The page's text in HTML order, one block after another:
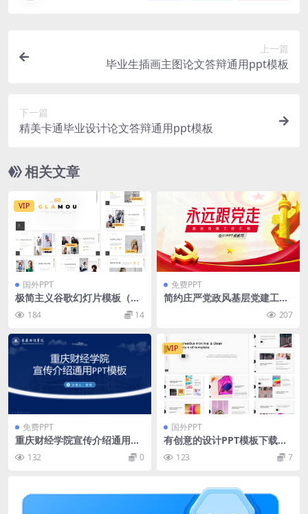
上一篇
毕业生插画主图论文答辩通用ppt模板
下一篇
精美卡通毕业设计论文答辩通用ppt模板
相关文章
VIP
国外PPT
极简主义谷歌幻灯片模板（PP
TX）184 14
免费PPT
简约庄严党政风基层党建工作
207
免费PPT
重庆财经学院宣传介绍通用pp
t模板免费下载
132 0
VIP
国外PPT
有创意的设计PPT模板下载
（PPTX）
123 7